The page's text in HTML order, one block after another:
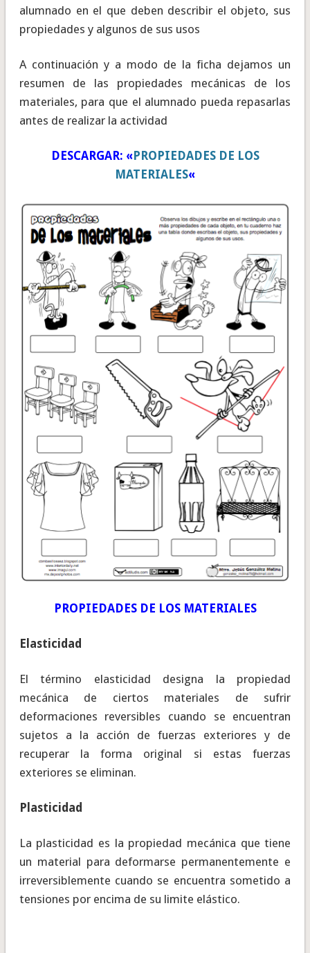
alumnado en el que deben describir el objeto, sus
propiedades y algunos de sus usos
A continuación y a modo de la ficha dejamos un
resumen de las propiedades mecánicas de los
materiales, para que el alumnado pueda repasarlas
antes de realizar la actividad
DESCARGAR: «PROPIEDADES DE LOS
MATERIALES«
PROPIEDADES DE LOS MATERIALES
Elasticidad
El término elasticidad designa la propiedad
mecánica de ciertos materiales de sufrir
deformaciones reversibles cuando se encuentran
sujetos a la acción de fuerzas exteriores y de
recuperar la forma original si estas fuerzas
exteriores se eliminan.
Plasticidad
La plasticidad es la propiedad mecánica que tiene
un material para deformarse permanentemente e
irreversiblemente cuando se encuentra sometido a
tensiones por encima de su limite elástico.